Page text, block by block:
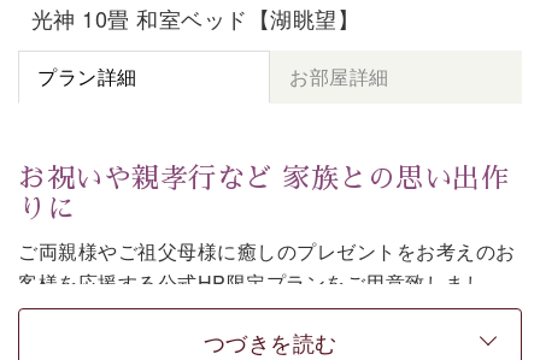
光神 10畳 和室ベッド【湖眺望】
プラン詳細 お部屋詳細
お祝いや親孝行など 家族との思い出作
りに
ご両親様やご祖父母様に癒しのプレゼントをお考えのお
客様を応援する公式HP限定プランをご用意致しまし
た。
日頃なかなか言えない感謝の気持ちを
お伝えし
つづきを読む